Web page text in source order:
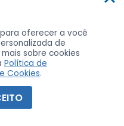
Política de Cookies
oferecer a você
de
sobre cookies
Política de
Cookies.